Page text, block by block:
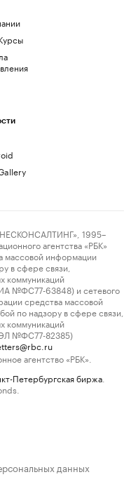
1995–
агентства «РБК»
массовой информации
в сфере связи,
коммуникаций
№ФС77-63848) и сетевого
средства массовой
по надзору в сфере связи,
коммуникаций
ЭЛ №ФС77-82385)
агентство «РБК».
Петербургская биржа
данных